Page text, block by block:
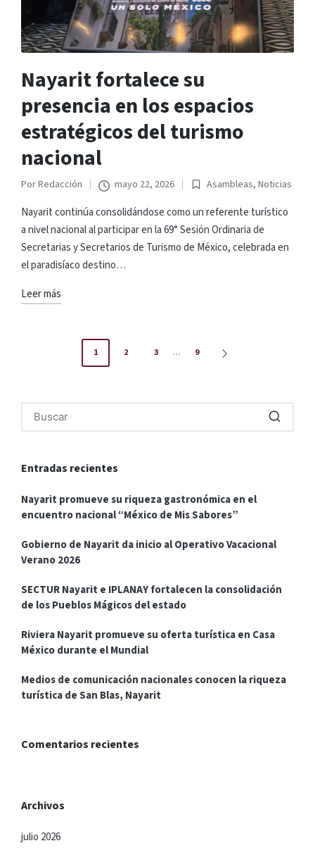
Nayarit fortalece su
presencia en los espacios
estratégicos del turismo
nacional
Publicado
por
PorRedacción mayo 22, 2026
Publicado
en
Asambleas, Noticias
Nayarit continúa consolidándose como un referente turístico
a nivel nacional al participar en la 69° Sesión Ordinaria de
Secretarias y Secretarios de Turismo de México, celebrada en
el paradisíaco destino…
Leer más
Paginación
1 2 3 … 9
Entradas recientes
Nayarit promueve su riqueza gastronómica en el
encuentro nacional “México de Mis Sabores”
Gobierno de Nayarit da inicio al Operativo Vacacional
Verano 2026
SECTUR Nayarit e IPLANAY fortalecen la consolidación
de los Pueblos Mágicos del estado
Riviera Nayarit promueve su oferta turística en Casa
México durante el Mundial
Medios de comunicación nacionales conocen la riqueza
turística de San Blas, Nayarit
Comentarios recientes
Archivos
julio 2026